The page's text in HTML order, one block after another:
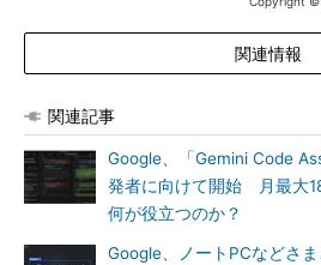
関連情報
関連記事
Google、「Gemini Code
発者に向けて開始 月最大
何が役立つのか？
Google、ノートPCなどさ